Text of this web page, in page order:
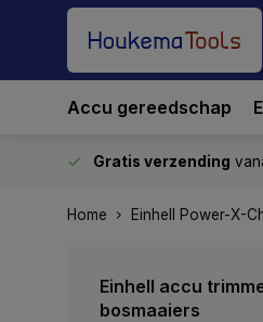
Accu gereedschap
Gratis verzending
Home Einhell Power-X-
Einhell accu
bosmaaiers